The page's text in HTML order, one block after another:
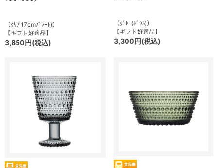
（ｸﾘｱ'17cmﾌﾟﾚｰﾄ)）
【ギフト好適品】
3,850円(税込)
（ｸﾞﾚｰ(ﾎﾞｳﾙ)）
【ギフト好適品】
3,300円(税込)